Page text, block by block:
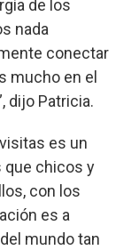
de los
nada
conectar
mucho en el
dijo Patricia.
es un
que chicos y
con los
es a
mundo tan